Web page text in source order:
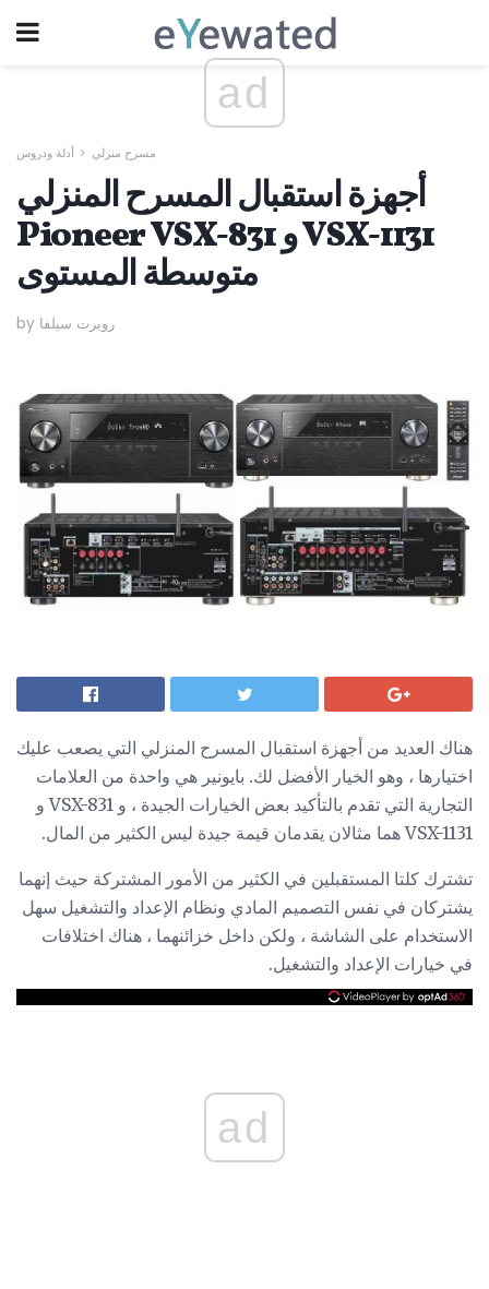
ad
مسرح منزلي أدلة ودروس
أجهزة استقبال المسرح المنزلي
Pioneer VSX-831 و VSX-1131
متوسطة المستوى
by روبرت سيلفا
هناك العديد من أجهزة استقبال المسرح المنزلي التي يصعب عليك
اختيارها ، وهو الخيار الأفضل لك. بايونير هي واحدة من العلامات
التجارية التي تقدم بالتأكيد بعض الخيارات الجيدة ، و VSX-831 و
VSX-1131 هما مثالان يقدمان قيمة جيدة ليس الكثير من المال.
تشترك كلتا المستقبلين في الكثير من الأمور المشتركة حيث إنهما
يشتركان في نفس التصميم المادي ونظام الإعداد والتشغيل سهل
الاستخدام على الشاشة ، ولكن داخل خزائنهما ، هناك اختلافات
في خيارات الإعداد والتشغيل.
ad